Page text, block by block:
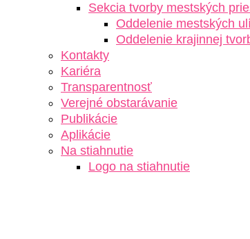
Sekcia tvorby mestských
Oddelenie mestských
Oddelenie krajinnej
Kontakty
Kariéra
Transparentnosť
Verejné obstarávanie
Publikácie
Aplikácie
Na stiahnutie
Logo na stiahnutie